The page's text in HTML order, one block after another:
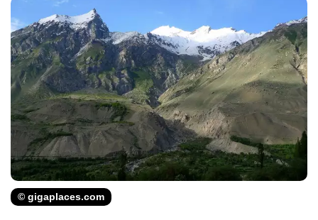
© gigaplaces.com